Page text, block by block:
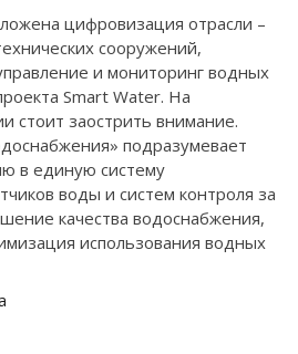
цифровизация отрасли –
сооружений,
и мониторинг водных
Smart Water. На
стоит заострить внимание.
подразумевает
в единую систему
воды и систем контроля за
качества водоснабжения,
использования водных